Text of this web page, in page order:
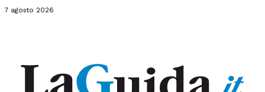
7 agosto 2026